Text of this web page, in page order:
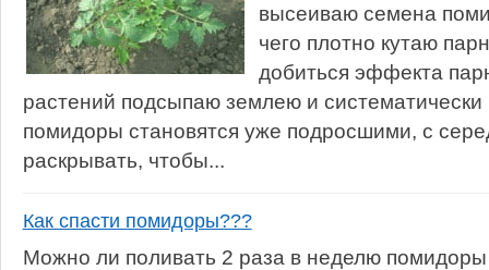
высеиваю семена
чего плотно кутаю
добиться эффекта
растений подсыпаю землею и систематически
помидоры становятся уже подросшими, с
раскрывать, чтобы...
Как спасти помидоры???
Можно ли поливать 2 раза в неделю помидоры